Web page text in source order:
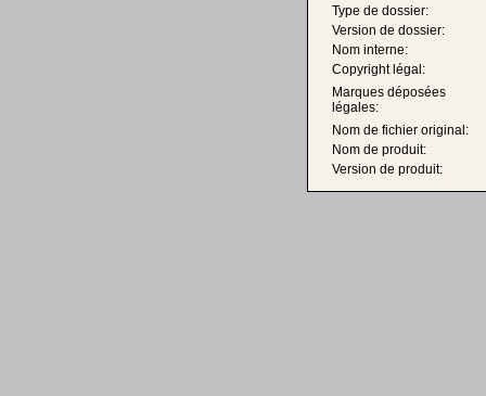
Type de dossier:
Version de dossier:
Nom interne:
Copyright légal:
Marques déposées
légales:
Nom de fichier original:
Nom de produit:
Version de produit: